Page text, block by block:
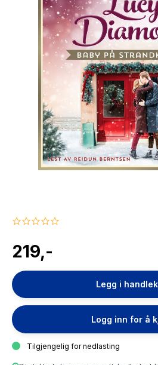
Hitster
Hypopressiv trening
The Housemaid
0.0
rating
219,-
Legg i
Logg inn for å
Tilgjengelig for nedlasting